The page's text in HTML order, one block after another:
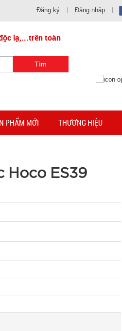
Đăng ký Đăng nhập
lạ,...trên toàn
PHẨM MỚI THƯƠNG HIỆU
Hoco ES39